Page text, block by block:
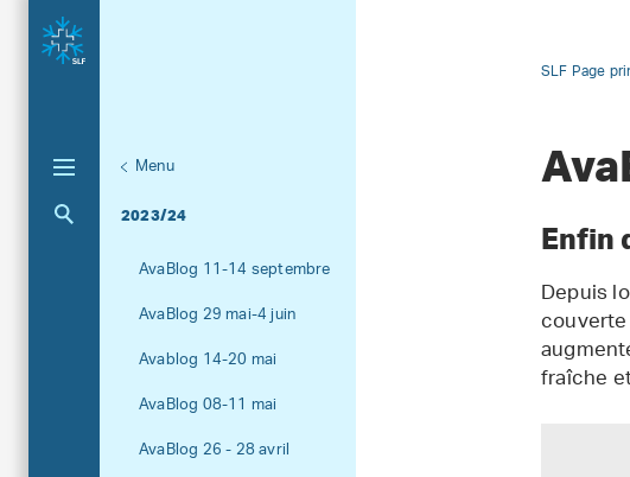
Unternavigation
Menu
2023/24
Aktuelle Navigation
AvaBlog 11-14 septembre
AvaBlog 29 mai-4 juin
Avablog 14-20 mai
AvaBlog 08-11 mai
AvaBlog 26 - 28 avril
SLF Page
Enfin
Depuis
fraîche